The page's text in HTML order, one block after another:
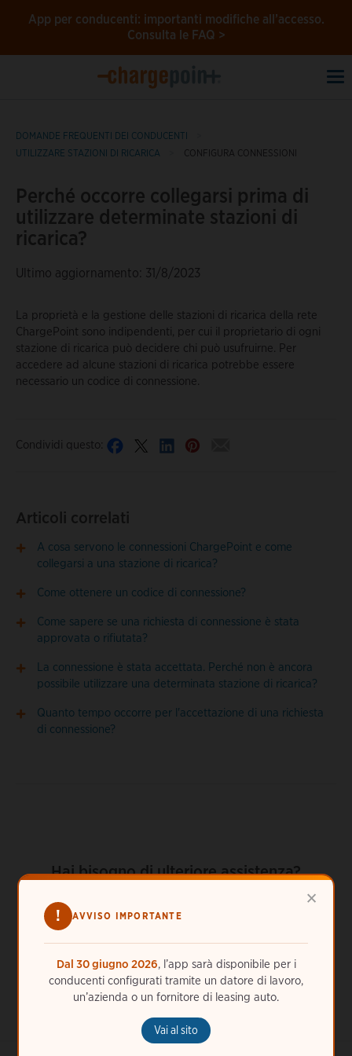
×
! AVVISO IMPORTANTE
Dal 30 giugno 2026, l’app sarà disponibile per i
conducenti configurati tramite un datore di lavoro,
un’azienda o un fornitore di leasing auto.
Vai al sito
App per conducenti: importanti modifiche all’accesso.
Consulta le FAQ >
DOMANDE FREQUENTI DEI CONDUCENTI
UTILIZZARE STAZIONI DI RICARICA
CONFIGURA CONNESSIONI
Perché occorre collegarsi prima di
utilizzare determinate stazioni di
ricarica?
Ultimo aggiornamento: 31/8/2023
La proprietà e la gestione delle stazioni di ricarica della rete
ChargePoint sono indipendenti, per cui il proprietario di ogni
stazione di ricarica può decidere chi può usufruirne. Per
accedere ad alcune stazioni di ricarica potrebbe essere
necessario un codice di connessione.
Condividi questo:
Articoli correlati
A cosa servono le connessioni ChargePoint e come
collegarsi a una stazione di ricarica?
Come ottenere un codice di connessione?
Come sapere se una richiesta di connessione è stata
approvata o rifiutata?
La connessione è stata accettata. Perché non è ancora
possibile utilizzare una determinata stazione di ricarica?
Quanto tempo occorre per l'accettazione di una richiesta
di connessione?
Hai bisogno di ulteriore assistenza?
ChargePoint è sempre qui per te. Chiamaci 24 ore al
giorno, 7 giorni alla settimana al numero